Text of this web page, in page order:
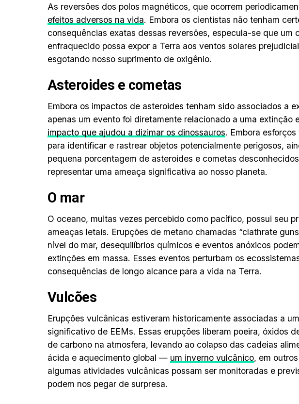
As reversões dos polos magnéticos, que ocorrem
efeitos adversos na vida. Embora os cientistas não tenham
consequências exatas dessas reversões, especula-se que um
enfraquecido possa expor a Terra aos ventos solares
esgotando nosso suprimento de oxigênio.
Asteroides e cometas
Embora os impactos de asteroides tenham sido associados a
apenas um evento foi diretamente relacionado a uma extinção
impacto que ajudou a dizimar os dinossauros. Embora
para identificar e rastrear objetos potencialmente perigosos,
pequena porcentagem de asteroides e cometas
representar uma ameaça significativa ao nosso planeta.
O mar
O oceano, muitas vezes percebido como pacífico, possui seu
ameaças letais. Erupções de metano chamadas “clathrate
nível do mar, desequilíbrios químicos e eventos anóxicos
extinções em massa. Esses eventos perturbam os
consequências de longo alcance para a vida na Terra.
Vulcões
Erupções vulcânicas estiveram historicamente associadas a
significativo de EEMs. Essas erupções liberam poeira, óxidos
de carbono na atmosfera, levando ao colapso das cadeias
ácida e aquecimento global — um inverno vulcânico, em
algumas atividades vulcânicas possam ser monitoradas e
podem nos pegar de surpresa.